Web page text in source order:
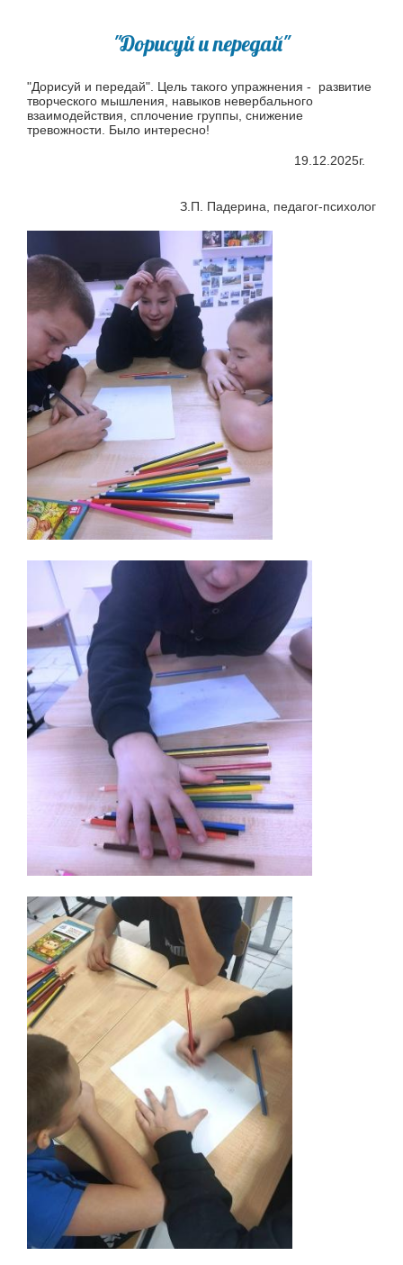
"Дорисуй и передай"
"Дорисуй и передай". Цель такого упражнения - развитие
творческого мышления, навыков невербального
взаимодействия, сплочение группы, снижение
тревожности. Было интересно!
19.12.2025г.
З.П. Падерина, педагог-психолог